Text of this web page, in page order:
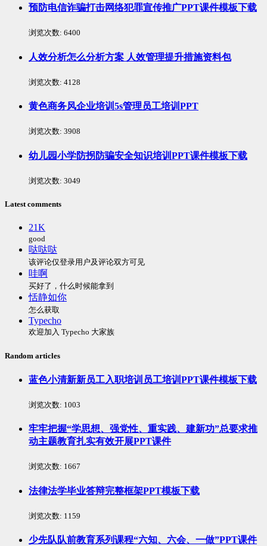
预防电信诈骗打击网络犯罪宣传推广PPT课件模板下载
浏览次数: 6400
人效分析怎么分析方案 人效管理提升措施资料包
浏览次数: 4128
黄色商务风企业培训5s管理员工培训PPT
浏览次数: 3908
幼儿园小学防拐防骗安全知识培训PPT课件模板下载
浏览次数: 3049
Latest comments
21K
good
哒哒哒
该评论仅登录用户及评论双方可见
哇啊
买好了，什么时候能拿到
恬静如你
怎么获取
Typecho
欢迎加入 Typecho 大家族
Random articles
蓝色小清新新员工入职培训员工培训PPT课件模板下载
浏览次数: 1003
牢牢把握“学思想、强党性、重实践、建新功”总要求推
动主题教育扎实有效开展PPT课件
浏览次数: 1667
法律法学毕业答辩完整框架PPT模板下载
浏览次数: 1159
少先队队前教育系列课程“六知、六会、一做”PPT课件